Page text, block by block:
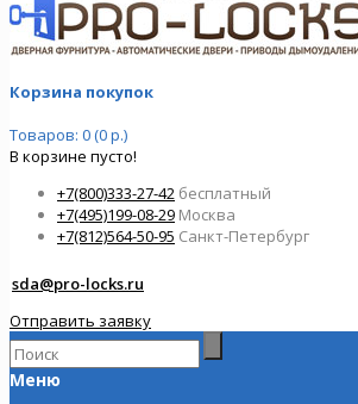
Корзина покупок
Товаров: 0 (0 р.)
В корзине пусто!
+7(800)333-27-42 бесплатный
+7(495)199-08-29 Москва
+7(812)564-50-95 Санкт-Петербург
sda@pro-locks.ru
Отправить заявку
Меню